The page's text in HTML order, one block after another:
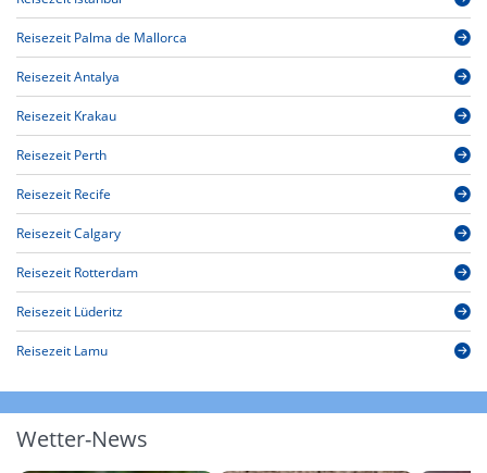
Reisezeit Palma de Mallorca
Reisezeit Antalya
Reisezeit Krakau
Reisezeit Perth
Reisezeit Recife
Reisezeit Calgary
Reisezeit Rotterdam
Reisezeit Lüderitz
Reisezeit Lamu
Wetter-News